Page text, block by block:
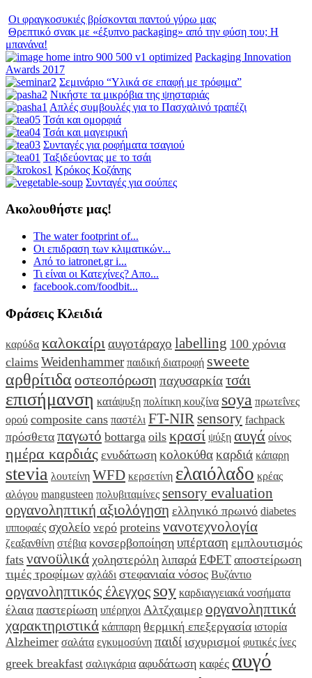
Οι φραγκοσυκιές βρίσκονται παντού γύρω μας
Θρεπτικό σνακ με «έξυπνο packaging» από την φύση του; Η
μπανάνα!
Packaging Innovation
Awards 2017
Σεμινάριο “Υλικά σε επαφή με τρόφιμα”
Νικήστε τα μικρόβια της ψησταριάς
Απλές συμβουλές για το Πασχαλινό τραπέζι
Τσάι και ομορφιά
Τσάι και μαγειρική
Συνταγές για ροφήματα τσαγιού
Ταξιδεύοντας με το τσάι
Κρόκος Κοζάνης
Συνταγές για σούπες
Ακολουθήστε μας!
The water footprint of...
Οι επιδραση των κλιματικών...
Από το iatronet.gr i...
Τι είναι οι Κατεχίνες? Απο...
facebook.com/foodbit...
Φράσεις Κλειδιά
καρύδα καλοκαίριαυγοτάραχο labelling 100 χρόνια
claims Weidenhammer παιδική διατροφή sweete
αρθρίτιδα οστεοπόρωση παχυσαρκίατσάι
επισήμανση κατάψυξη πολίτικη κουζίνα soya πρωτεΐνες
ορού composite cans παστέλι FT-NIR sensory fachpack
πρόσθετα παγωτό bottarga oils κρασί ψύξη αυγά οίνος
ημέρα καρδιάς ενυδάτωση κολοκύθακαρδιά κάπαρη
stevia λουτείνη WFD κερσετίνη ελαιόλαδο κρέας
αλόγου mangusteen πολυβιταμίνες sensory evaluation
οργανοληπτική αξιολόγηση ελληνικό πρωινό diabetes
ιπποφαές σχολείο νερό proteins νανοτεχνολογία
ζεαξανθίνη στέβια κονσερβοποίηση υπέρταση εμπλουτισμός
fats νανοϋλικά χοληστερόλη λιπαρά ΕΦΕΤ αποστείρωση
τιμές τροφίμων αχλάδι στεφανιαία νόσος Βυζάντιο
οργανοληπτικός έλεγχος soy καρδιαγγειακά νοσήματα
έλαια παστερίωση υπέρηχοι Αλτζχαιμερ οργανοληπτικά
χαρακτηριστικά κάππαρη θερμική επεξεργασία ιστορία
Alzheimer σαλάτα εγκυμοσύνη παιδί ισχυρισμοί φυτικές ίνες
greek breakfast σαλιγκάρια αφυδάτωση καφές αυγό